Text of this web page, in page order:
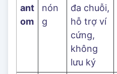
ant
om
nón
g
đa chuỗi,
hỗ trợ ví
cứng,
không
lưu ký